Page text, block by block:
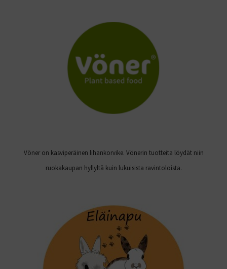
Vöner on kasviperäinen lihankorvike. Vönerin tuotteita löydät niin
ruokakaupan hyllyltä kuin lukuisista ravintoloista.